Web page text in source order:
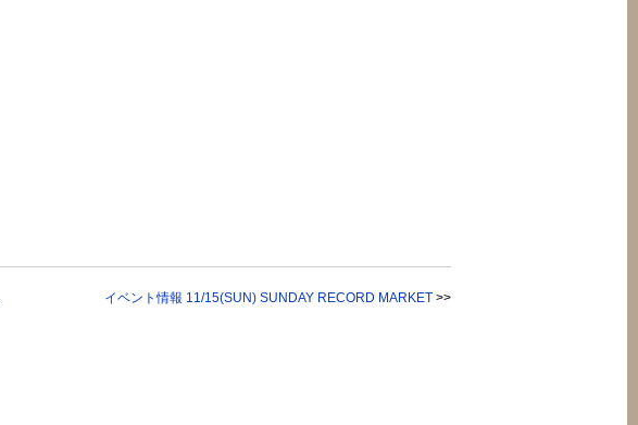
イベント情報 11/15(SUN) SUNDAY RECORD MARKET >>